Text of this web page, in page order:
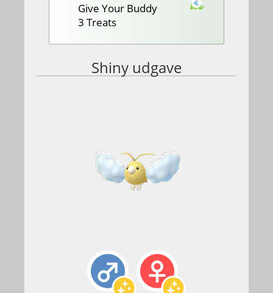
Give Your Buddy
3 Treats
Shiny udgave